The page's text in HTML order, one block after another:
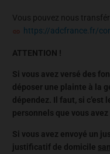
Vous pouvez nous
https://adcfrance.fr/
ATTENTION !
Si vous avez versé des
déposer une plainte à la
dépendez. Il faut, si c’est
personnels que vous
Si vous avez envoyé un
justificatif de domicile